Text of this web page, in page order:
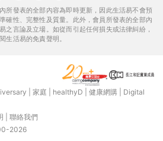
所發表的全部內容為即時更新，因此生活易不會預
確性、完整性及質量。此外，會員所發表的全部內
之言論及立場。如從而引起任何損失或法律糾紛，
生活易的免責聲明。
家庭 healthyD 健康網購
Digital
聯絡我們
2026